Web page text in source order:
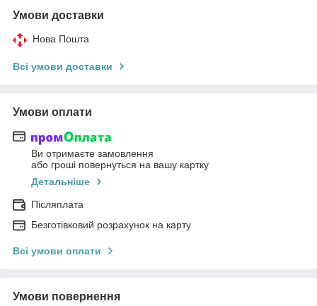
Умови доставки
Нова Пошта
Всі умови доставки
Умови оплати
Ви отримаєте замовлення
або гроші повернуться на вашу картку
Детальніше
Післяплата
Безготівковий розрахунок на карту
Всі умови оплати
Умови повернення